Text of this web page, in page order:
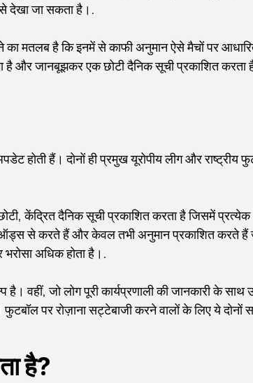
से देखा जा सकता है।.
मतलब है कि इनमें से काफी अनुमान ऐसे मैचों पर आधारित
है और जानबूझकर एक छोटी दैनिक सूची प्रकाशित
होती हैं। दोनों ही प्रमुख यूरोपीय लीग और
केंद्रित दैनिक सूची प्रकाशित करता है जिसमें
से करते हैं और केवल तभी अनुमान प्रकाशित करते हैं
अधिक होता है।.
वहीं, जो लोग पूरी कार्यप्रणाली की जानकारी के साथ
पर रोज़ाना सट्टेबाजी करने वालों के लिए ये
है?